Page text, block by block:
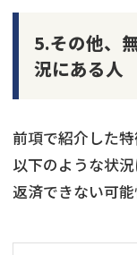
5.その他、
況にある人
前項で紹介した
以下のような状
返済できない可能